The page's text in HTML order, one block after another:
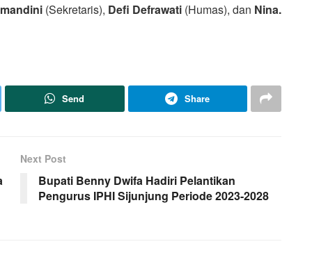
(Sekretaris), Defi Defrawati (Humas), dan Nina.
Send Share
Next Post
Bupati Benny Dwifa Hadiri Pelantikan
Pengurus IPHI Sijunjung Periode 2023-2028